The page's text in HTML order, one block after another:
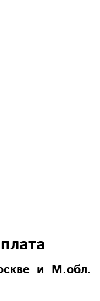
и М.обл.